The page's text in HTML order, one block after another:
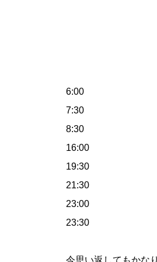
6:00
7:30
8:30
16:00
19:30
21:30
23:00
23:30